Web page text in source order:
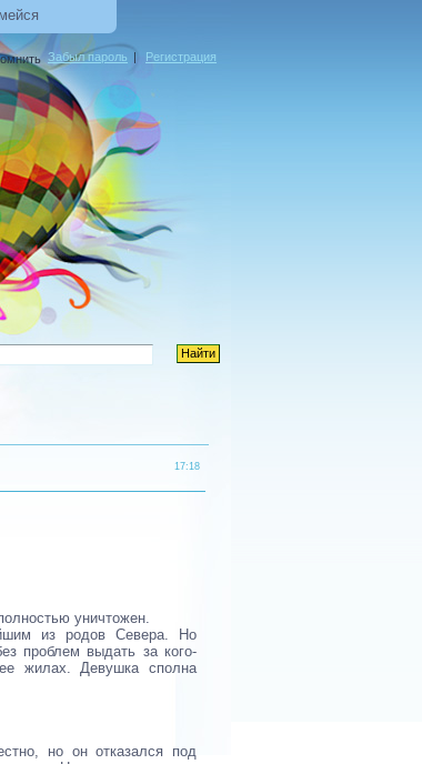
Забыл пароль | Регистрация
17:18
уничтожен.
из родов Севера. Но
проблем выдать за кого-
жилах. Девушка сполна
но он отказался под